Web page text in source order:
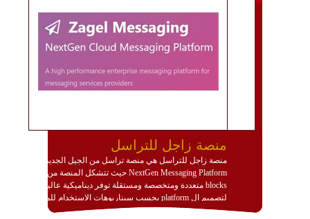
منصة زاجل للتراسل
منصة زاجل للتراسل هي منصة تراسل من الجيل الجديد
NextGen Messaging Platform حيث تتشكل المنصة من
blocks متعددة ومتخصصة ومستقلة توفر ديناميكية عالية
لتصميم ال platform بحسب سيناريوهات الاستخدام للمنصة
وتتوافق مع النشر والاستثمار ضمن بيئة استضافة dedicated